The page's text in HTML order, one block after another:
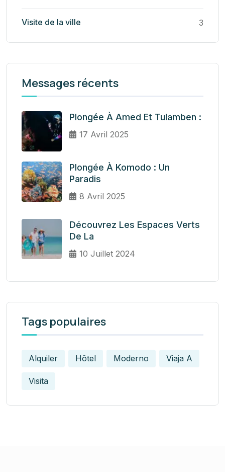
Visite de la ville 3
Messages récents
Plongée À Amed Et Tulamben :
17 Avril 2025
Plongée À Komodo : Un
Paradis
8 Avril 2025
Découvrez Les Espaces Verts
De La
10 Juillet 2024
Tags populaires
Alquiler Hôtel Moderno Viaja A
Visita